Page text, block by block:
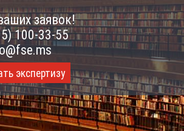
заявок!
100-33-55
экспертизу